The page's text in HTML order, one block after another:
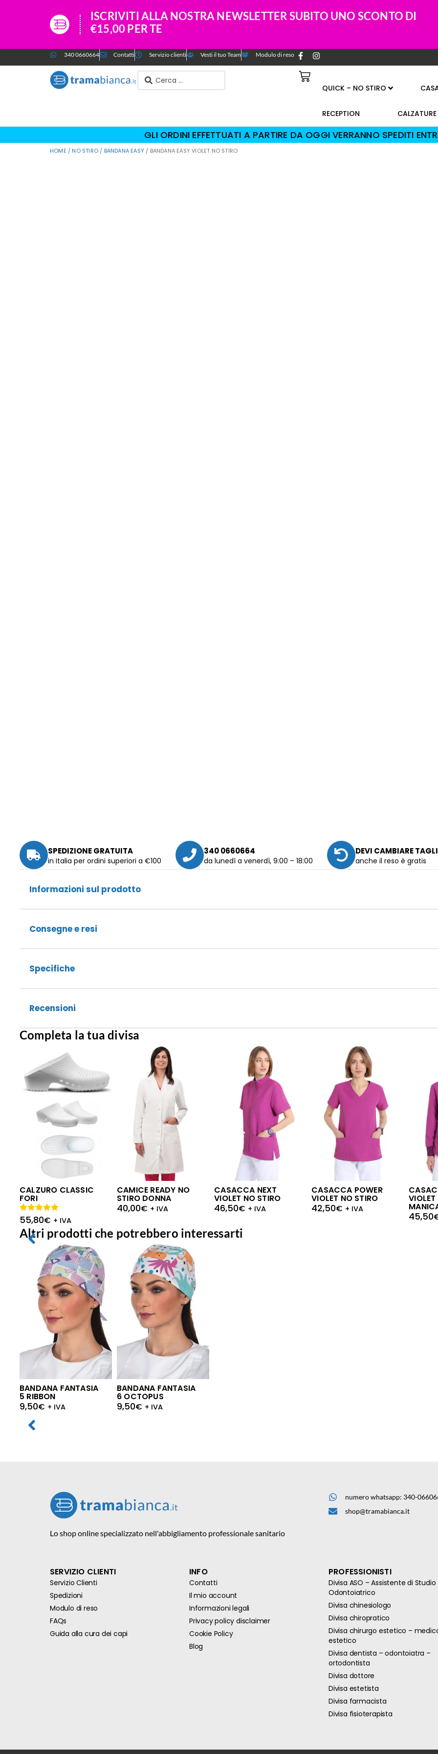
ISCRIVITI ALLA NOSTRA NEWSLETTER SUBITO UNO SCONTO DI
€15,00 PER TE
340 0660664 Contatti Servizio clienti Vesti il tuo Team Modulo di reso
QUICK – NO STIRO
RECEPTION CALZATURE
GLI ORDINI EFFETTUATI A PARTIRE DA OGGI VERRANNO SPEDITI
HOME / NO STIRO / BANDANA EASY / BANDANA EASY VIOLET NO STIRO
SPEDIZIONE GRATUITA
in Italia per ordini superiori a €100
340 0660664
da lunedì a venerdì, 9:00 – 18:00
DEVI CAMBIARE
anche il reso è gratis
Informazioni sul prodotto
Consegne e resi
Specifiche
Recensioni
Completa la tua divisa
CALZURO CLASSIC
FORI
55,80€ + IVA
Valutato
5.00 su 5
CAMICE READY NO
STIRO DONNA
40,00€ + IVA
CASACCA NEXT
VIOLET NO STIRO
46,50€ + IVA
CASACCA POWER
VIOLET NO STIRO
42,50€ + IVA
45,50
Altri prodotti che potrebbero interessarti
BANDANA FANTASIA
5 RIBBON
9,50€ + IVA
BANDANA FANTASIA
6 OCTOPUS
9,50€ + IVA
Lo shop online specializzato nell'abbigliamento professionale sanitario
numero whatsapp: 340-
shop@tramabianca.it
SERVIZIO CLIENTI
Servizio Clienti
Spedizioni
Modulo di reso
FAQs
Guida alla cura dei capi
INFO
Contatti
Il mio account
Informazioni legali
Privacy policy disclaimer
Cookie Policy
Blog
PROFESSIONISTI
Divisa ASO – Assistente di Studio
Odontoiatrico
Divisa chinesiologo
Divisa chiropratico
Divisa chirurgo estetico –
estetico
Divisa dentista – odontoiatra –
ortodontista
Divisa dottore
Divisa estetista
Divisa farmacista
Divisa fisioterapista